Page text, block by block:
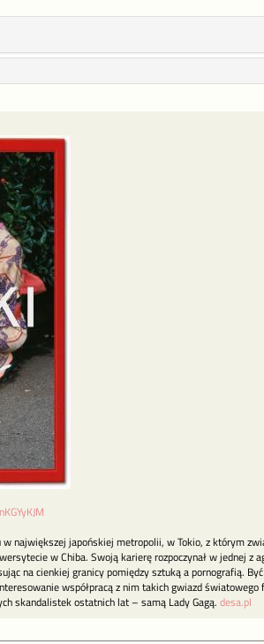
największej japońskiej metropolii, w Tokio, z którym
w Chiba. Swoją karierę rozpoczynał w jednej
na cienkiej granicy pomiędzy sztuką a pornografią.
współpracą z nim takich gwiazd
skandalistek ostatnich lat – samą Lady Gagą. desa.pl